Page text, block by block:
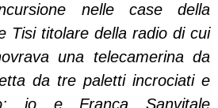
nelle case della
Tisi titolare della radio di cui
una telecamerina da
da tre paletti incrociati e
io e Franca Sanvitale